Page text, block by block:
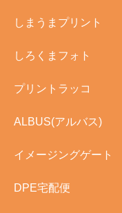
しまうまプリント
しろくまフォト
プリントラッコ
ALBUS(アルバス)
イメージングゲート
DPE宅配便